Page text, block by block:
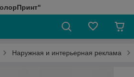
Наружная и интерьерная реклама